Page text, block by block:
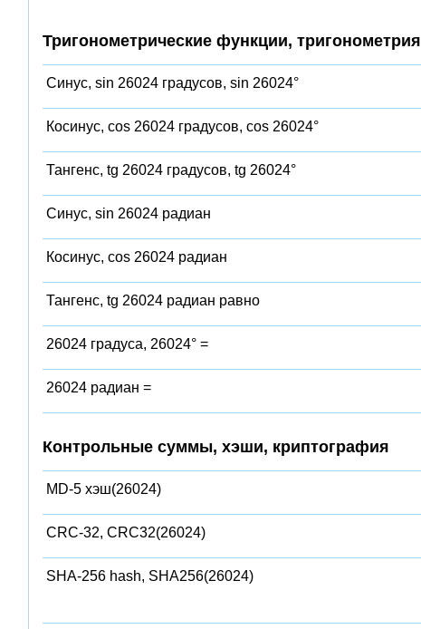
Тригонометрические функции, тригонометрия
Синус, sin 26024 градусов, sin 26024°
Косинус, cos 26024 градусов, cos 26024°
Тангенс, tg 26024 градусов, tg 26024°
Синус, sin 26024 радиан
Косинус, cos 26024 радиан
Тангенс, tg 26024 радиан равно
26024 градуса, 26024° =
26024 радиан =
Контрольные суммы, хэши, криптография
MD-5 хэш(26024)
CRC-32, CRC32(26024)
SHA-256 hash, SHA256(26024)